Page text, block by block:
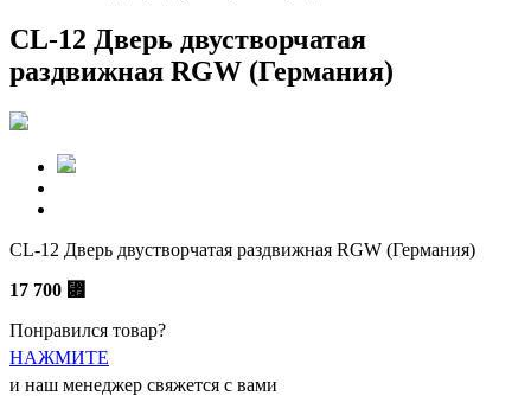
CL-12 Дверь двустворчатая
раздвижная RGW (Германия)
CL-12 Дверь двустворчатая раздвижная RGW (Германия)
17 700 ⃏
Понравился товар?
НАЖМИТЕ
и наш менеджер свяжется с вами